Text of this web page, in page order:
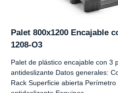
Palet 800x1200 Encajable
1208-O3
Palet de plástico encajable con 3
antideslizante Datos generales:
Rack Superficie abierta